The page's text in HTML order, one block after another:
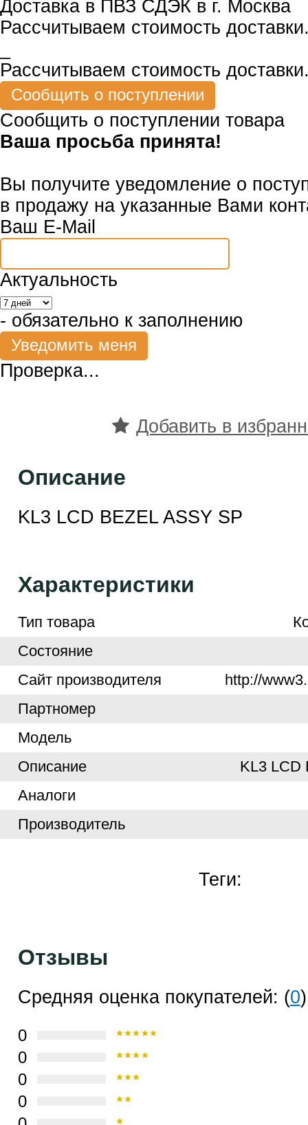
Доставка в ПВЗ СДЭК в г. Москва
Рассчитываем стоимость
Рассчитываем стоимость
Сообщить о поступлении товара
Ваша просьба принята!
Вы получите уведомление о
в продажу на указанные Вами
Ваш E-Mail
Актуальность
- обязательно к заполнению
Проверка...
Добавить в
Описание
KL3 LCD BEZEL ASSY SP
Характеристики
Тип товара
Cостояние
Cайт производителя
http://
Партномер
Модель
Описание
KL3 LCD
Аналоги
Производитель
Теги:
Отзывы
Средняя оценка покупателей: (0)
0
0
0
0